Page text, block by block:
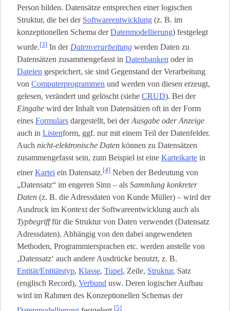
Person bilden. Datensätze entsprechen einer logischen
Struktur, die bei der Softwareentwicklung (z. B. im
konzeptionellen Schema derDatenmodellierung) festgelegt
wurde.[3] In der Datenverarbeitung werden Daten zu
Datensätzen zusammengefasst in Datenbanken oder in
Dateien gespeichert, sie sind Gegenstand der Verarbeitung
von Computerprogrammen und werden von diesen erzeugt,
gelesen, verändert und gelöscht (siehe CRUD). Bei der
Eingabe wird der Inhalt von Datensätzen oft in der Form
eines Formulars dargestellt, bei derAusgabe oder Anzeige
auch in Listen­form, ggf. nur mit einem Teil der Datenfelder.
Auch nicht-elektronische Daten können zu Datensätzen
zusammengefasst sein, zum Beispiel ist eine Karteikarte in
einerKartei ein Datensatz.[4] Neben der Bedeutung von
„Datensatz“ im engeren Sinn – als Sammlung konkreter
Daten (z. B. die Adressdaten von Kunde Müller) – wird der
Ausdruck im Kontext der Softwareentwicklung auch als
Typbegrifffür die Struktur von Daten verwendet (Datensatz
Adressdaten). Abhängig von den dabei angewendeten
Methoden, Programmiersprachen etc. werden anstelle von
‚Datensatz‘ auch andere Ausdrücke benutzt, z. B.
Entität/Entitätstyp, Klasse, Tupel, Zeile, Struktur, Satz
(englisch Record), Verbund usw. Deren logischer Aufbau
wird im Rahmen des Konzeptionellen Schemas der
[5]